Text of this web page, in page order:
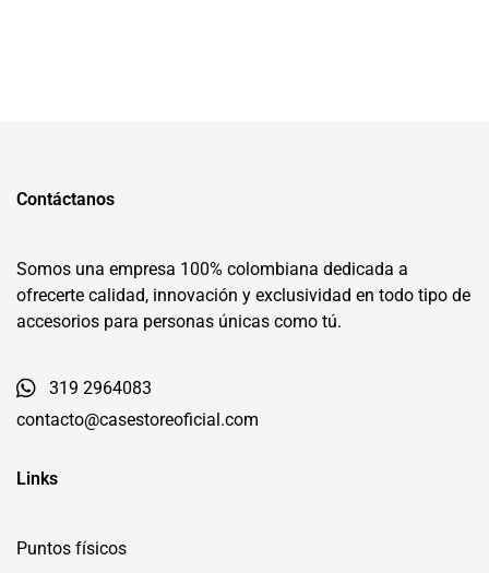
Contáctanos
Somos una empresa 100% colombiana dedicada a
ofrecerte calidad, innovación y exclusividad en todo tipo de
accesorios para personas únicas como tú.
319 2964083
contacto@casestoreoficial.com
Links
Puntos físicos